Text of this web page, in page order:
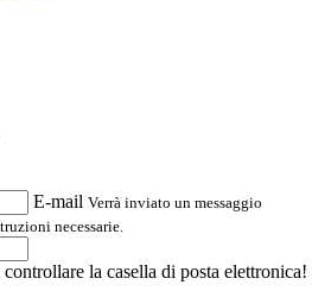
E-mail Verrà inviato un messaggio
necessarie.
la casella di posta elettronica!